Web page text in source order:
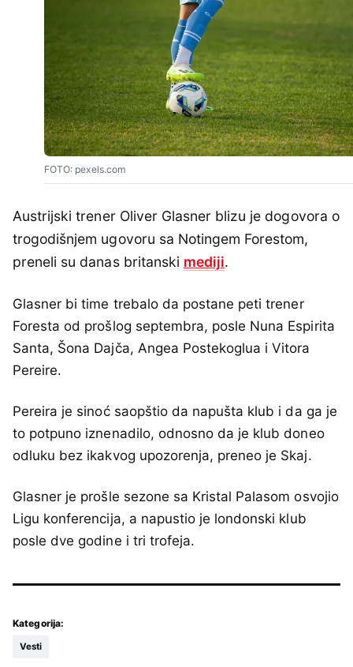
FOTO: pexels.com
Austrijski trener Oliver Glasner blizu je dogovora o
trogodišnjem ugovoru sa Notingem Forestom,
preneli su danas britanski mediji.
Glasner bi time trebalo da postane peti trener
Foresta od prošlog septembra, posle Nuna Espirita
Santa, Šona Dajča, Angea Postekoglua i Vitora
Pereire.
Pereira je sinoć saopštio da napušta klub i da ga je
to potpuno iznenadilo, odnosno da je klub doneo
odluku bez ikakvog upozorenja, preneo je Skaj.
Glasner je prošle sezone sa Kristal Palasom osvojio
Ligu konferencija, a napustio je londonski klub
posle dve godine i tri trofeja.
Kategorija:
Vesti